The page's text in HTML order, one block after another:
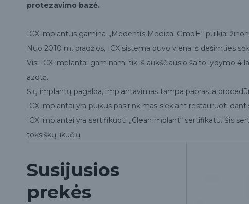
protezavimo bazė.
ICX implantus gamina „Medentis Medical GmbH“ puikiai
Nuo 2010 m. pradžios, ICX sistema buvo viena iš dešimties
Visi ICX implantai gaminami tik iš aukščiausio šalto lydymo 4
azotą.
Šių implantų pagalba, implantavimas tampa paprasta
ICX implantai yra puikus pasirinkimas siekiant restauruoti
ICX implantai yra sertifikuoti „CleanImplant“ sertifikatu. Šis
toksiškų likučių.
Susijusios
prekės